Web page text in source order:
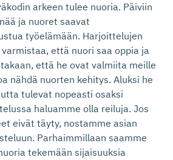
arkeen tulee nuoria. Päiviin
ja nuoret saavat
työelämään. Harjoittelujen
että nuori saa oppia ja
että he ovat valmiita meille
nähdä nuorten kehitys. Aluksi he
tulevat nopeasti osaksi
haluamme olla reiluja. Jos
eivät täyty, nostamme asian
Parhaimmillaan saamme
tekemään sijaisuuksia